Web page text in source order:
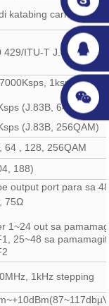
katabing carrier
429/ITU-T J.83A/B/C
1ksps
(J.83B, 64QAM)
(J.83B, 256QAM)
64 , 128, 256QAM
188)
output port para sa
75Ω
1~24 out sa
25~48 sa
1kHz stepping